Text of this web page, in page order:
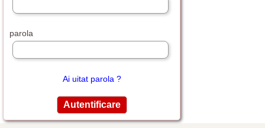
parola
Ai uitat parola ?